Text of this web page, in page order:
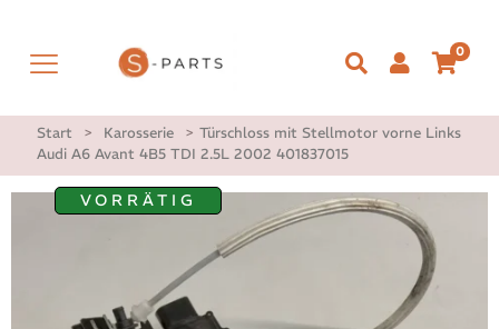
0
Start > Karosserie > Türschloss mit Stellmotor vorne Links
Audi A6 Avant 4B5 TDI 2.5L 2002 401837015
VORRÄTIG